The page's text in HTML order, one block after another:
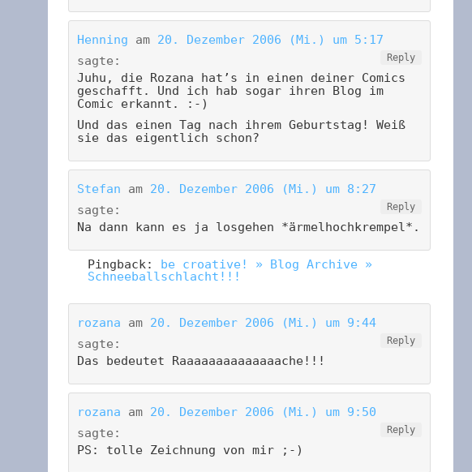
Henning am 20. Dezember 2006 (Mi.) um 5:17
sagte:
Reply
Juhu, die Rozana hat’s in einen deiner Comics
geschafft. Und ich hab sogar ihren Blog im
Comic erkannt. :-)
Und das einen Tag nach ihrem Geburtstag! Weiß
sie das eigentlich schon?
Stefan am 20. Dezember 2006 (Mi.) um 8:27
sagte:
Reply
Na dann kann es ja losgehen *ärmelhochkrempel*.
Pingback: be croative! » Blog Archive »
Schneeballschlacht!!!
rozana am 20. Dezember 2006 (Mi.) um 9:44
sagte:
Reply
Das bedeutet Raaaaaaaaaaaaaache!!!
rozana am 20. Dezember 2006 (Mi.) um 9:50
sagte:
Reply
PS: tolle Zeichnung von mir ;-)